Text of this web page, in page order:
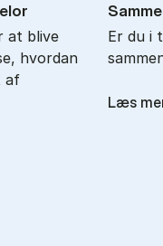
at blive
hvordan
af
Er du i
Læs